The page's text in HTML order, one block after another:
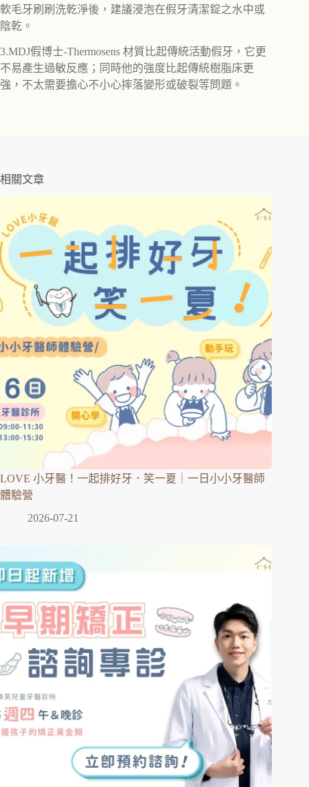
軟毛牙刷刷洗乾淨後，建議浸泡在假牙清潔錠之水中或
陰乾。
3.MDJ假博士-Thermosens 材質比起傳統活動假牙，它更
不易產生過敏反應；同時他的強度比起傳統樹脂床更
強，不太需要擔心不小心摔落變形或破裂等問題。
相關文章
LOVE 小牙醫！一起排好牙．笑一夏｜一日小小牙醫師
體驗營
2026-07-21